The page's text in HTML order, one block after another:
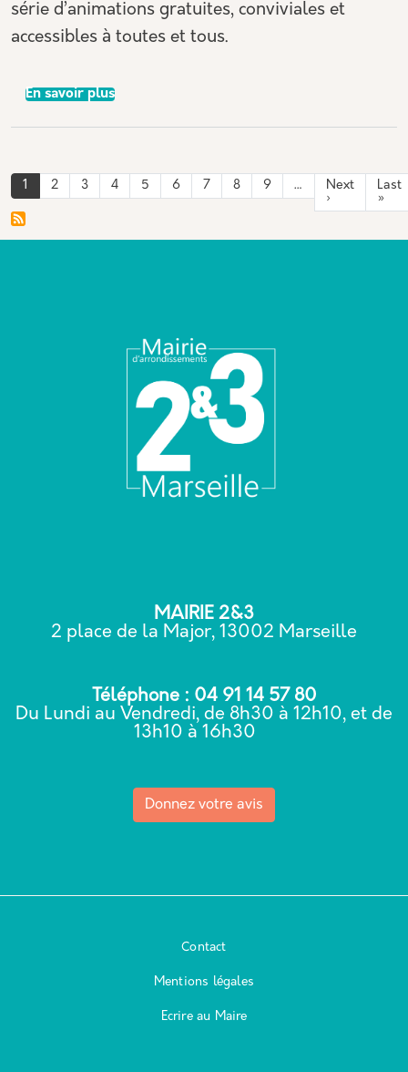
série d’animations gratuites, conviviales et
accessibles à toutes et tous.
En savoir plussur 🎄 Le Noël Marseillais : quatre rendez-
Pagination
1 2 3 4 5 6 7 8 9 …
Next
› Page
Last
»
MAIRIE 2&3
2 place de la Major, 13002 Marseille
Téléphone : 04 91 14 57 80
Du Lundi au Vendredi, de 8h30 à 12h10, et de
13h10 à 16h30
Donnez votre avis
Contact
Mentions légales
Ecrire au Maire